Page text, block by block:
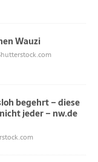
Wauzi
begehrt – diese
jeder – nw.de